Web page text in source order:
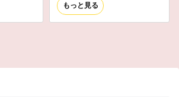
もっと見る